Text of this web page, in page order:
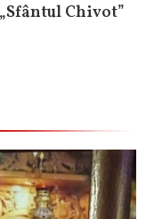
Chivot”